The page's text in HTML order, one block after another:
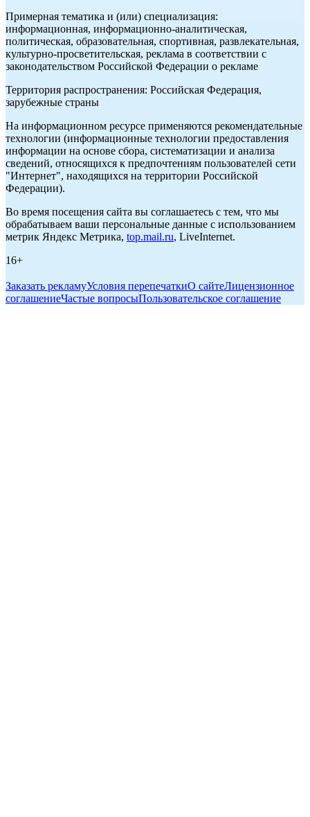
Примерная тематика и (или) специализация:
информационная, информационно-аналитическая,
политическая, образовательная, спортивная, развлекательная,
культурно-просветительская, реклама в соответствии с
законодательством Российской Федерации о рекламе
Территория распространения: Российская Федерация,
зарубежные страны
На информационном ресурсе применяются рекомендательные
технологии (информационные технологии предоставления
информации на основе сбора, систематизации и анализа
сведений, относящихся к предпочтениям пользователей сети
"Интернет", находящихся на территории Российской
Федерации).
Во время посещения сайта вы соглашаетесь с тем, что мы
обрабатываем ваши персональные данные с использованием
метрик Яндекс Метрика, top.mail.ru, LiveInternet.
16+
Заказать рекламуУсловия перепечаткиО сайтеЛицензионное
соглашениеЧастые вопросыПользовательское соглашение